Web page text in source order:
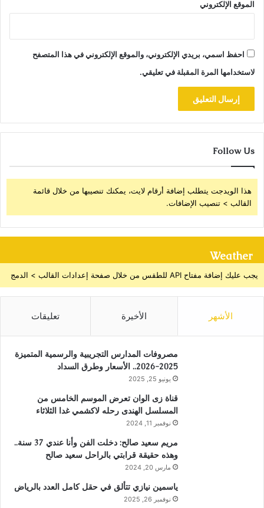
الموقع الإلكتروني
احفظ اسمي، بريدي الإلكتروني، والموقع الإلكتروني في هذا المتصفح
لاستخدامها المرة المقبلة في تعليقي.
Follow Us
هذا الويدجت يتطلب إضافة أرقام لايت، يمكنك تنصيبها من خلال قائمة
القالب > تنصيب الإضافات.
Weather
يجب عليك إضافة مفتاح API للطقس من خلال صفحة إعدادات القالب > الدمج
الأشهر الأخيرة تعليقات
مصروفات المدارس التجريبية والرسمية المتميزة
2025-2026.. الأسعار وطرق السداد
يونيو 25, 2025
قناة زى الوان تعرض الموسم الخامس من
المسلسل الهندى رحله لاكشمي غدا الثلاثاء
نوفمبر 11, 2024
مريم سعيد صالح: دخلت الفن وأنا عندي 37 سنة..
وهذه حقيقة قرابتي بالراحل سعيد صالح
مارس 20, 2024
ياسمين نيازي تتألق في حقل كامل العدد بالرياض
نوفمبر 26, 2025